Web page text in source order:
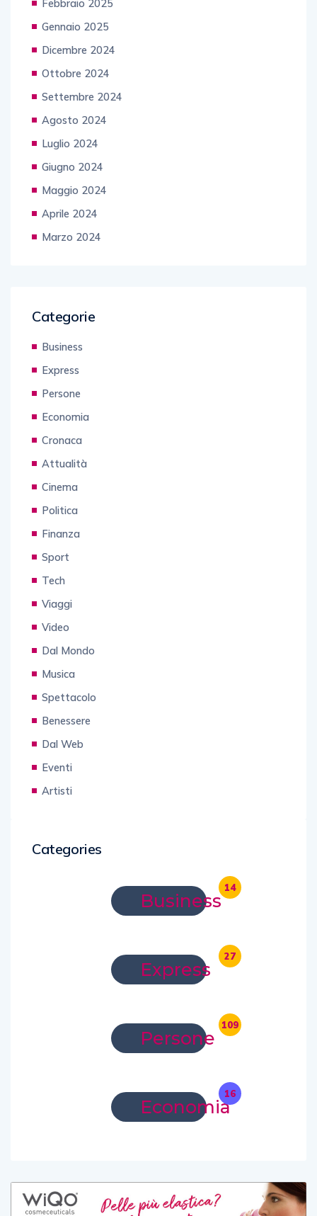
Febbraio 2025
Gennaio 2025
Dicembre 2024
Ottobre 2024
Settembre 2024
Agosto 2024
Luglio 2024
Giugno 2024
Maggio 2024
Aprile 2024
Marzo 2024
Categorie
Business
Express
Persone
Economia
Cronaca
Attualità
Cinema
Politica
Finanza
Sport
Tech
Viaggi
Video
Dal Mondo
Musica
Spettacolo
Benessere
Dal Web
Eventi
Artisti
Categories
Business
14
Express
27
Persone
109
Economia
16